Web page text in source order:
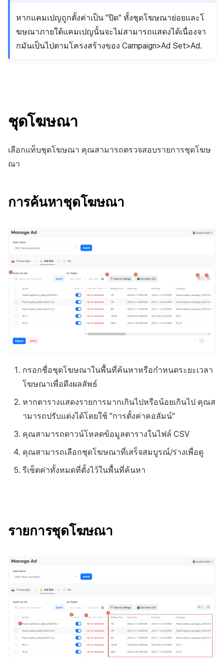
หากแคมเปญถูกตั้งค่าเป็น "ปิด" ทั้งชุดโฆษณาย่อยและโ
ฆษณาภายใต้แคมเปญนั้นจะไม่สามารถแสดงได้เนื่องจา
กมันเป็นไปตามโครงสร้างของ Campaign>Ad Set>Ad.
ชุดโฆษณา
เลือกแท็บชุดโฆษณา คุณสามารถตรวจสอบรายการชุดโฆษ
ณา
การค้นหาชุดโฆษณา
กรอกชื่อชุดโฆษณาในพื้นที่ค้นหาหรือกำหนดระยะเวลา
โฆษณาเพื่อดึงผลลัพธ์
หากตารางแสดงรายการมากเกินไปหรือน้อยเกินไป คุณส
ามารถปรับแต่งได้โดยใช้ "การตั้งค่าคอลัมน์"
คุณสามารถดาวน์โหลดข้อมูลตารางในไฟล์ CSV
คุณสามารถเลือกชุดโฆษณาที่เสร็จสมบูรณ์/ร่างเพื่อดู
รีเซ็ตค่าทั้งหมดที่ตั้งไว้ในพื้นที่ค้นหา
รายการชุดโฆษณา